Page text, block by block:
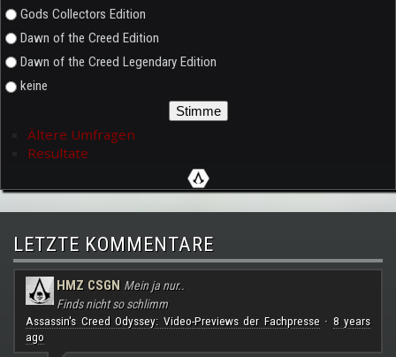
Gods Collectors Edition
Dawn of the Creed Edition
Dawn of the Creed Legendary Edition
keine
Ältere Umfragen
Resultate
LETZTE KOMMENTARE
HMZ CSGN Mein ja nur..
Finds nicht so schlimm
Assassin's Creed Odyssey: Video-Previews der Fachpresse· 8 years
ago